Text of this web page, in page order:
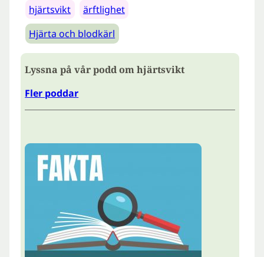
hjärtsvikt
ärftlighet
Hjärta och blodkärl
Lyssna på vår podd om hjärtsvikt
Fler poddar